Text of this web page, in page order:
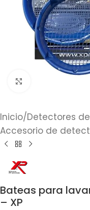
Inicio/Detectores
Accesorio de
Bateas para
– XP